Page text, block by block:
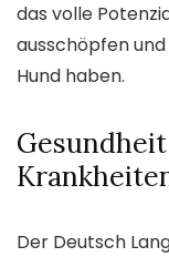
das volle
ausschöpfen
Hund haben.
Der Deutsch